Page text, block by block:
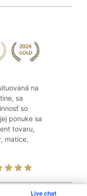
Live chat
na
sa
so
ponuke sa
tovaru,
matice,